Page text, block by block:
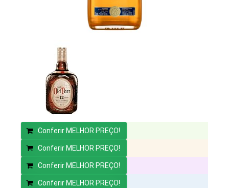
Conferir MELHOR PREÇO!
Conferir MELHOR PREÇO!
Conferir MELHOR PREÇO!
Conferir MELHOR PREÇO!